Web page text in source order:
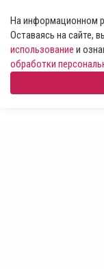
На информационном
Оставаясь на сайте,
использование и
обработки